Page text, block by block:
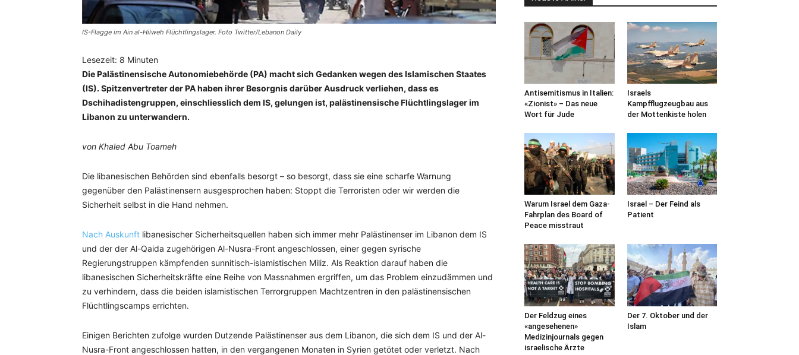
IS-Flagge im Ain al-Hilweh Flüchtlingslager. Foto Twitter/Lebanon Daily
Lesezeit: 8 Minuten
Die Palästinensische Autonomiebehörde (PA) macht sich Gedanken wegen des Islamischen Staates
(IS). Spitzenvertreter der PA haben ihrer Besorgnis darüber Ausdruck verliehen, dass es
Dschihadistengruppen, einschliesslich dem IS, gelungen ist, palästinensische Flüchtlingslager im
Libanon zu unterwandern.
von Khaled Abu Toameh
Die libanesischen Behörden sind ebenfalls besorgt – so besorgt, dass sie eine scharfe Warnung
gegenüber den Palästinensern ausgesprochen haben: Stoppt die Terroristen oder wir werden die
Sicherheit selbst in die Hand nehmen.
Nach Auskunft libanesischer Sicherheitsquellen haben sich immer mehr Palästinenser im Libanon dem IS
und der der Al-Qaida zugehörigen Al-Nusra-Front angeschlossen, einer gegen syrische
Regierungstruppen kämpfenden sunnitisch-islamistischen Miliz. Als Reaktion darauf haben die
libanesischen Sicherheitskräfte eine Reihe von Massnahmen ergriffen, um das Problem einzudämmen und
zu verhindern, dass die beiden islamistischen Terrorgruppen Machtzentren in den palästinensischen
Flüchtlingscamps errichten.
Einigen Berichten zufolge wurden Dutzende Palästinenser aus dem Libanon, die sich dem IS und der Al-
Nusra-Front angeschlossen hatten, in den vergangenen Monaten in Syrien getötet oder verletzt. Nach
Antisemitismus in Italien:
«Zionist» – Das neue
Wort für Jude
Israels
Kampfflugzeugbau aus
der Mottenkiste holen
Warum Israel dem Gaza-
Fahrplan des Board of
Peace misstraut
Israel – Der Feind als
Patient
Der Feldzug eines
«angesehenen»
Medizinjournals gegen
israelische Ärzte
Der 7. Oktober und der
Islam